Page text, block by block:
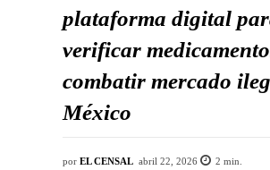
plataforma digital
verificar
combatir mercado
México
por EL CENSAL abril 22, 2026 2 min.